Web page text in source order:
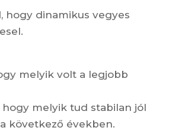
hogy dinamikus vegyes
melyik volt a legjobb
hogy melyik tud stabilan jól
következő években.